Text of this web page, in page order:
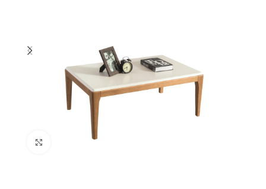
Click to enlarge